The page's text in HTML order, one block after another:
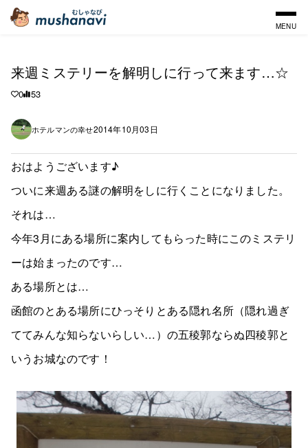
MENU
来週ミステリーを解明しに行って来ます…☆
0 53
ホテルマンの幸せ2014年10月03日
おはようございます♪
ついに来週ある謎の解明をしに行くことになりました。
それは…
今年3月にある場所に案内してもらった時にこのミステリ
ーは始まったのです…
ある場所とは…
函館のとある場所にひっそりとある隠れ名所（隠れ過ぎ
ててみんな知らないらしい…）の五稜郭ならぬ四稜郭と
いうお城なのです！